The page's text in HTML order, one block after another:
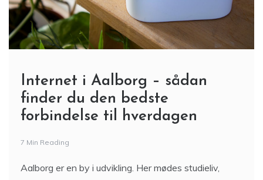
Internet i Aalborg – sådan
finder du den bedste
forbindelse til hverdagen
7 Min Reading
Aalborg er en by i udvikling. Her mødes studieliv,